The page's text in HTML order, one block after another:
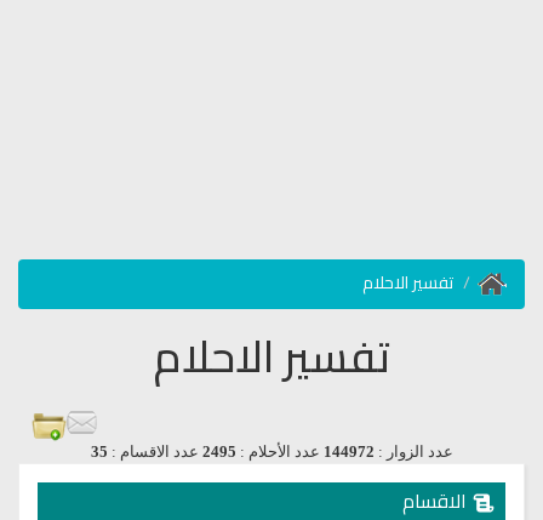
تفسير الاحلام
تفسير الاحلام
عدد الزوار : 144972 عدد الأحلام : 2495 عدد الاقسام : 35
الاقسام